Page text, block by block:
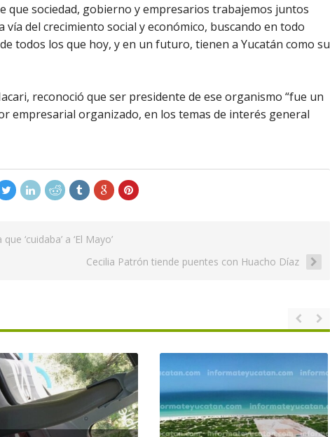
que sociedad, gobierno y empresarios trabajemos juntos
del crecimiento social y económico, buscando en todo
todos los que hoy, y en un futuro, tienen a Yucatán como su
reconoció que ser presidente de ese organismo “fue un
empresarial organizado, en los temas de interés general
‘cuidaba’ a ‘El Mayo’
Cecilia Patrón tiende puentes con Huacho Díaz